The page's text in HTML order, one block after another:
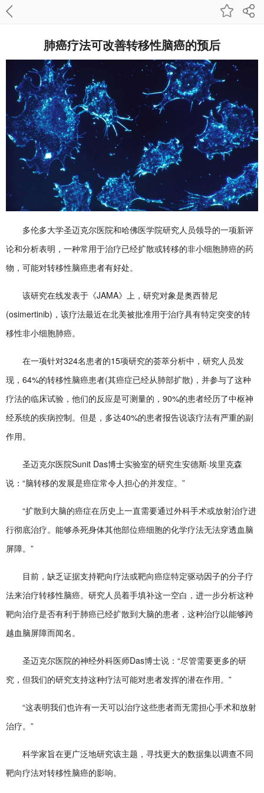
肺癌疗法可改善转移性脑癌的预后
多伦多大学圣迈克尔医院和哈佛医学院研究人员领导的一项新评
论和分析表明，一种常用于治疗已经扩散或转移的非小细胞肺癌的药
物，可能对转移性脑癌患者有好处。
该研究在线发表于《JAMA》上，研究对象是奥西替尼
(osimertinib)，该疗法最近在北美被批准用于治疗具有特定突变的转
移性非小细胞肺癌。
在一项针对324名患者的15项研究的荟萃分析中，研究人员发
现，64%的转移性脑癌患者(其癌症已经从肺部扩散)，并参与了这种
疗法的临床试验，他们的反应是可测量的，90%的患者经历了中枢神
经系统的疾病控制。但是，多达40%的患者报告说该疗法有严重的副
作用。
圣迈克尔医院Sunit Das博士实验室的研究生安德斯·埃里克森
说：“脑转移的发展是癌症常令人担心的并发症。”
“扩散到大脑的癌症在历史上一直需要通过外科手术或放射治疗进
行彻底治疗。能够杀死身体其他部位癌细胞的化学疗法无法穿透血脑
屏障。”
目前，缺乏证据支持靶向疗法或靶向癌症特定驱动因子的分子疗
法来治疗转移性脑癌。研究人员着手填补这一空白，进一步分析这种
靶向治疗是否有利于肺癌已经扩散到大脑的患者，这种治疗以能够跨
越血脑屏障而闻名。
圣迈克尔医院的神经外科医师Das博士说：“尽管需要更多的研
究，但我们的研究支持这种疗法可能对患者发挥的潜在作用。”
“这表明我们也许有一天可以治疗这些患者而无需担心手术和放射
治疗。”
科学家旨在更广泛地研究该主题，寻找更大的数据集以调查不同
靶向疗法对转移性脑癌的影响。